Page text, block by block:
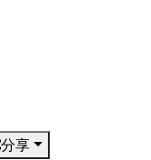
分享